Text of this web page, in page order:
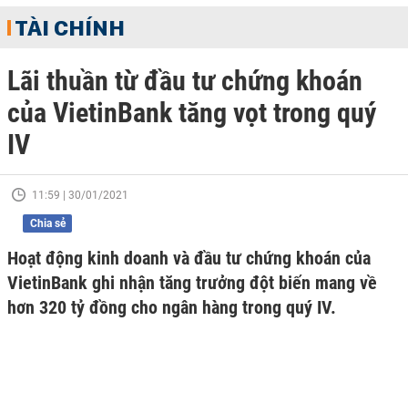
TÀI CHÍNH
Lãi thuần từ đầu tư chứng khoán
của VietinBank tăng vọt trong quý
IV
11:59 | 30/01/2021
Chia sẻ
Hoạt động kinh doanh và đầu tư chứng khoán của
VietinBank ghi nhận tăng trưởng đột biến mang về
hơn 320 tỷ đồng cho ngân hàng trong quý IV.